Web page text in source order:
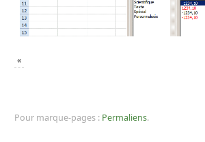
«
Pour marque-pages : Permaliens.